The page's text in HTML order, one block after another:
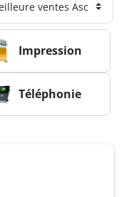
Impression
Téléphonie